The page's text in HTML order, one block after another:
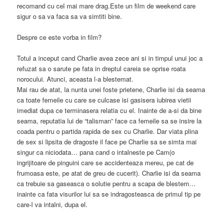
recomand cu cel mai mare drag.Este un film de weekend care
sigur o sa va faca sa va simtiti bine.
Despre ce este vorba in film?
Totul a inceput cand Charlie avea zece ani si in timpul unui joc a
refuzat sa o sarute pe fata in dreptul careia se oprise roata
norocului. Atunci, aceasta l-a blestemat.
Mai rau de atat, la nunta unei foste prietene, Charlie isi da seama
ca toate femeile cu care se culcase isi gasisera iubirea vietii
imediat dupa ce terminasera relatia cu el. Inainte de a-si da bine
seama, reputatia lui de “talisman” face ca femeile sa se insire la
coada pentru o partida rapida de sex cu Charlie. Dar viata plina
de sex si lipsita de dragoste il face pe Charlie sa se simta mai
singur ca niciodata… pana cand o intalneste pe Cam(o
ingrijitoare de pinguini care se accidenteaza mereu, pe cat de
frumoasa este, pe atat de greu de cucerit). Charlie isi da seama
ca trebuie sa gaseasca o solutie pentru a scapa de blestem…
inainte ca fata visurilor lui sa se indragosteasca de primul tip pe
care-l va intalni, dupa el.